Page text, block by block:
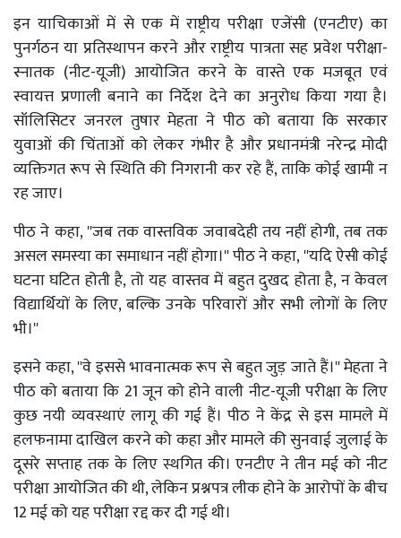
इन याचिकाओं में से एक में राष्ट्रीय परीक्षा एजेंसी (एनटीए) का
पुनर्गठन या प्रतिस्थापन करने और राष्ट्रीय पात्रता सह प्रवेश परीक्षा-
स्नातक (नीट-यूजी) आयोजित करने के वास्ते एक मजबूत एवं
स्वायत्त प्रणाली बनाने का निर्देश देने का अनुरोध किया गया है।
सॉलिसिटर जनरल तुषार मेहता ने पीठ को बताया कि सरकार
युवाओं की चिंताओं को लेकर गंभीर है और प्रधानमंत्री नरेन्द्र मोदी
व्यक्तिगत रूप से स्थिति की निगरानी कर रहे हैं, ताकि कोई खामी न
रह जाए।
पीठ ने कहा, ''जब तक वास्तविक जवाबदेही तय नहीं होगी, तब तक
असल समस्या का समाधान नहीं होगा।'' पीठ ने कहा, ''यदि ऐसी कोई
घटना घटित होती है, तो यह वास्तव में बहुत दुखद होता है, न केवल
विद्यार्थियों के लिए, बल्कि उनके परिवारों और सभी लोगों के लिए
भी।''
इसने कहा, ''वे इससे भावनात्मक रूप से बहुत जुड़ जाते हैं।'' मेहता ने
पीठ को बताया कि 21 जून को होने वाली नीट-यूजी परीक्षा के लिए
कुछ नयी व्यवस्थाएं लागू की गई हैं। पीठ ने केंद्र से इस मामले में
हलफनामा दाखिल करने को कहा और मामले की सुनवाई जुलाई के
दूसरे सप्ताह तक के लिए स्थगित की। एनटीए ने तीन मई को नीट
परीक्षा आयोजित की थी, लेकिन प्रश्नपत्र लीक होने के आरोपों के बीच
12 मई को यह परीक्षा रद्द कर दी गई थी।